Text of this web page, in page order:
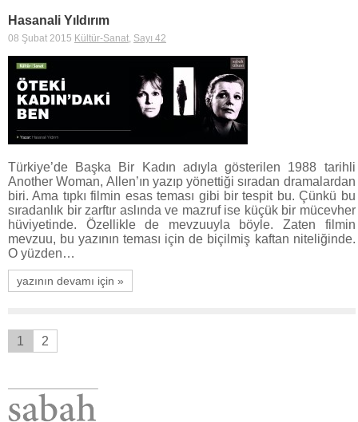
Hasanali Yıldırım
08 Şubat 2015 Kültür-Sanat, Sayı 42
Türkiye’de Başka Bir Kadın adıyla gösterilen 1988 tarihli
Another Woman, Allen’ın yazıp yönettiği sıradan dramalardan
biri. Ama tıpkı filmin esas teması gibi bir tespit bu. Çünkü bu
sıradanlık bir zarftır aslında ve mazruf ise küçük bir mücevher
hüviyetinde. Özellikle de mevzuuyla böyle. Zaten filmin
mevzuu, bu yazının teması için de biçilmiş kaftan niteliğinde.
O yüzden…
yazının devamı için »
1 2